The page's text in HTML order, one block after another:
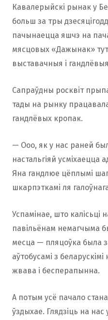
Кавалерыйскі рынак у
больш за тры
пачынаецца яшчэ на
мясцовых «Дажынак» тут
выставачныя і
Сапраўдны росквіт
тады на рынку
гандлёвых кропак.
— Ооо, як у нас раней
настальгіяй усміхаецца
Яна гандлюе цёплымі
шкарпэткамі ля
Успамінае, што калісьці
павільёнам немагчыма
месца — пляцоўка была
аўтобусамі з
жвава і бесперапынна.
А потым усё пачало
ўздыхае. Глядзіць на нас